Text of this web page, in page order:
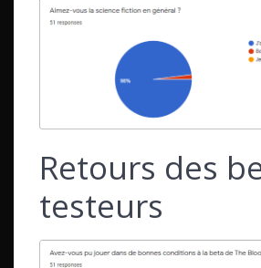
Retours des
testeurs